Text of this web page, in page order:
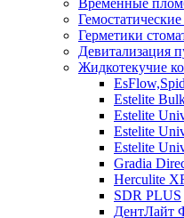
Временные
Герметики
Девитализация
Жидкотекучие
Estelite
Estelite
Estelite
Estelite
Gradia
Herculite
SDR PLUS
ДентЛайт